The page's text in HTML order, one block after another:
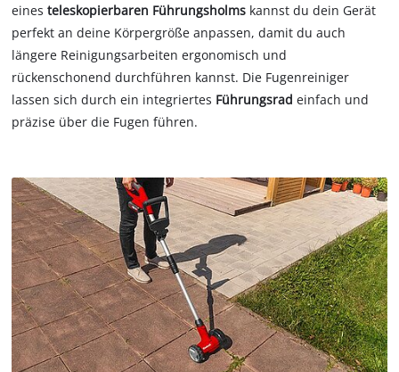
eines teleskopierbaren Führungsholms kannst du dein Gerät
perfekt an deine Körpergröße anpassen, damit du auch
längere Reinigungsarbeiten ergonomisch und
rückenschonend durchführen kannst. Die Fugenreiniger
lassen sich durch ein integriertes Führungsradeinfach und
präzise über die Fugen führen.